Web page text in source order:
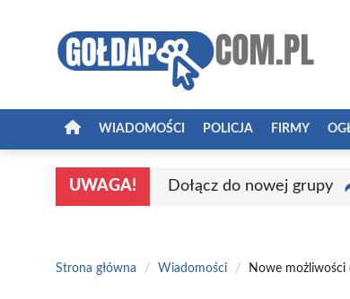
WIADOMOŚCI POLICJA FIRMY
UWAGA! Dołącz do nowej grupy
Strona główna / Wiadomości / Nowe możliwości